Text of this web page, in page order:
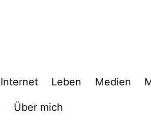
Internet Leben Medien
Über mich